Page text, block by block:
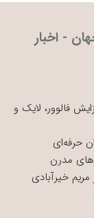
- اخبار
فالوور، لایک و
حرفه‌ای
مدرن
خیرآبادی